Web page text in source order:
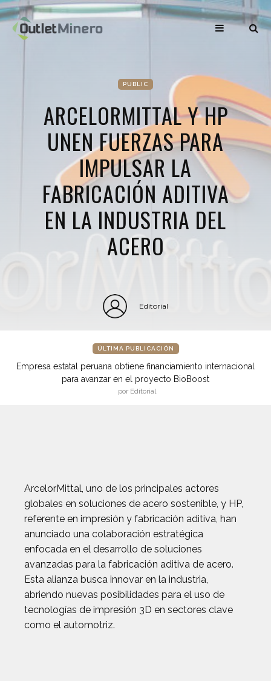
PUBLIC
ARCELORMITTAL Y HP
UNEN FUERZAS PARA
IMPULSAR LA
FABRICACIÓN ADITIVA
EN LA INDUSTRIA DEL
ACERO
Editorial
ÚLTIMA PUBLICACIÓN
Empresa estatal peruana obtiene financiamiento internacional
para avanzar en el proyecto BioBoost
por Editorial
ArcelorMittal, uno de los principales actores
globales en soluciones de acero sostenible, y HP,
referente en impresión y fabricación aditiva, han
anunciado una colaboración estratégica
enfocada en el desarrollo de soluciones
avanzadas para la fabricación aditiva de acero.
Esta alianza busca innovar en la industria,
abriendo nuevas posibilidades para el uso de
tecnologías de impresión 3D en sectores clave
como el automotriz.